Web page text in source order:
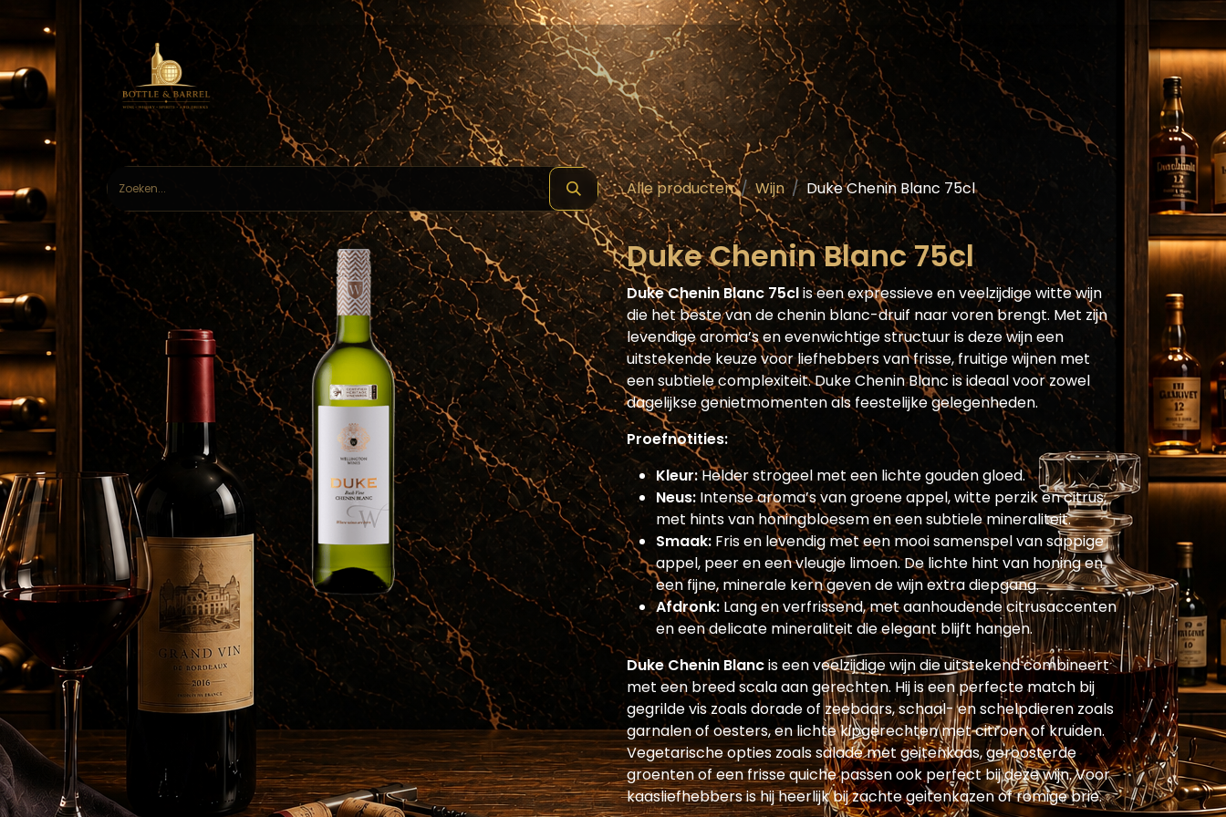
Home Webshop Schilde ( Wines & Spirits ) Masterclass Assortiment Blog Horecaplatform
Alle producten Wijn Duke Chenin Blanc 75cl
Duke Chenin Blanc 75cl
Duke Chenin Blanc 75clis een expressieve en veelzijdige witte wijn
die het beste van de chenin blanc-druif naar voren brengt. Met zijn
levendige aroma’s en evenwichtige structuur is deze wijn een
uitstekende keuze voor liefhebbers van frisse, fruitige wijnen met
een subtiele complexiteit. Duke Chenin Blanc is ideaal voor zowel
dagelijkse genietmomenten als feestelijke gelegenheden.
Proefnotities:
Kleur:Helder strogeel met een lichte gouden gloed.
Neus: Intense aroma’s van groene appel, witte perzik en citrus,
met hints van honingbloesem en een subtiele mineraliteit.
Smaak: Fris en levendig met een mooi samenspel van sappige
appel, peer en een vleugje limoen. De lichte hint van honing en
een fijne, minerale kern geven de wijn extra diepgang.
Afdronk:Lang en verfrissend, met aanhoudende citrusaccenten
en een delicate mineraliteit die elegant blijft hangen.
Duke Chenin Blancis een veelzijdige wijn die uitstekend combineert
met een breed scala aan gerechten. Hij is een perfecte match bij
gegrilde vis zoals dorade of zeebaars, schaal- en schelpdieren zoals
garnalen of oesters, en lichte kipgerechten met citroen of kruiden.
Vegetarische opties zoals salade met geitenkaas, geroosterde
groenten of een frisse quiche passen ook perfect bij deze wijn. Voor
kaasliefhebbers is hij heerlijk bij zachte geitenkazen of romige brie.